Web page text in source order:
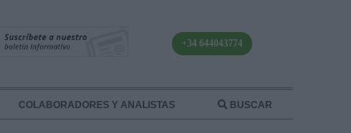
+34 644043774
COLABORADORES Y ANALISTAS BUSCAR